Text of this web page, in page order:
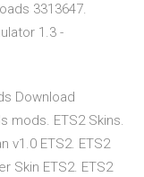
3313647.
1.3 -
Download
mods. ETS2 Skins.
v1.0 ETS2. ETS2
Skin ETS2. ETS2